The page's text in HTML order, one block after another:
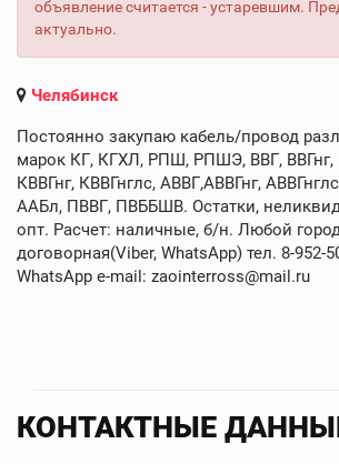
объявление считается - устаревшим.
актуально.
Челябинск
Постоянно закупаю кабель/провод
марок КГ, КГХЛ, РПШ, РПШЭ, ВВГ, ВВГнг,
КВВГнг, КВВГнглс, АВВГ,АВВГнг,
ААБл, ПВВГ, ПВББШВ. Остатки,
опт. Расчет: наличные, б/н. Любой
договорная(Viber, WhatsApp) тел. 8-952-
WhatsApp e-mail: zaointerross@mail.ru
КОНТАКТНЫЕ